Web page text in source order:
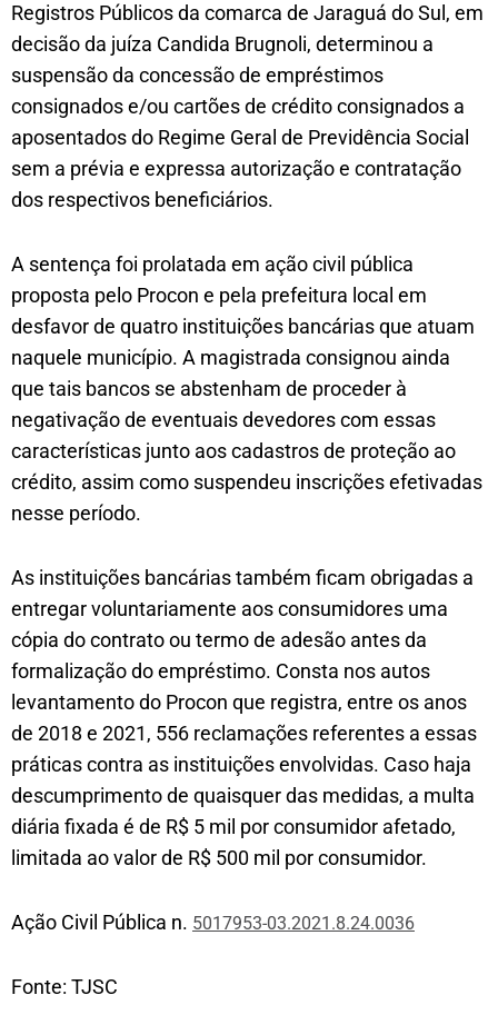
Registros Públicos da comarca de Jaraguá do Sul, em
decisão da juíza Candida Brugnoli, determinou a
suspensão da concessão de empréstimos
consignados e/ou cartões de crédito consignados a
aposentados do Regime Geral de Previdência Social
sem a prévia e expressa autorização e contratação
dos respectivos beneficiários.
A sentença foi prolatada em ação civil pública
proposta pelo Procon e pela prefeitura local em
desfavor de quatro instituições bancárias que atuam
naquele município. A magistrada consignou ainda
que tais bancos se abstenham de proceder à
negativação de eventuais devedores com essas
características junto aos cadastros de proteção ao
crédito, assim como suspendeu inscrições efetivadas
nesse período.
As instituições bancárias também ficam obrigadas a
entregar voluntariamente aos consumidores uma
cópia do contrato ou termo de adesão antes da
formalização do empréstimo. Consta nos autos
levantamento do Procon que registra, entre os anos
de 2018 e 2021, 556 reclamações referentes a essas
práticas contra as instituições envolvidas. Caso haja
descumprimento de quaisquer das medidas, a multa
diária fixada é de R$ 5 mil por consumidor afetado,
limitada ao valor de R$ 500 mil por consumidor.
Ação Civil Pública n. 5017953-03.2021.8.24.0036
Fonte: TJSC